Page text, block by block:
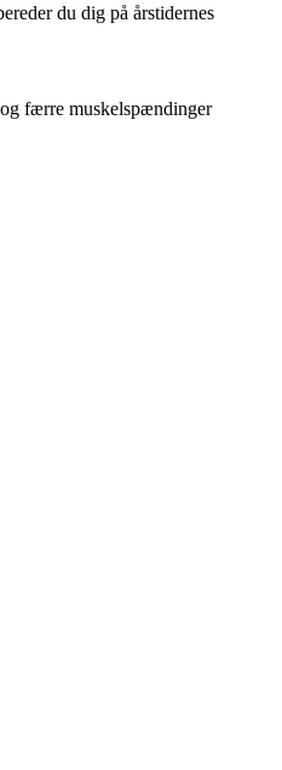
du dig på årstidernes
færre muskelspændinger